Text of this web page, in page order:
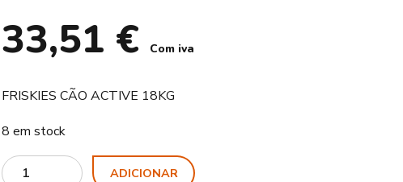
33,51 € Com iva
FRISKIES CÃO ACTIVE 18KG
8 em stock
Quantity
ADICIONAR